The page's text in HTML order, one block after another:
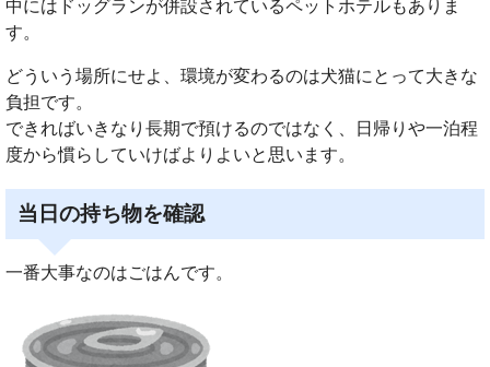
中にはドッグランが併設されているペットホテルもありま
す。
どういう場所にせよ、環境が変わるのは犬猫にとって大きな
負担です。
できればいきなり長期で預けるのではなく、日帰りや一泊程
度から慣らしていけばよりよいと思います。
当日の持ち物を確認
一番大事なのはごはんです。